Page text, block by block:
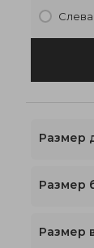
Слева
Размер
Размер
Размер